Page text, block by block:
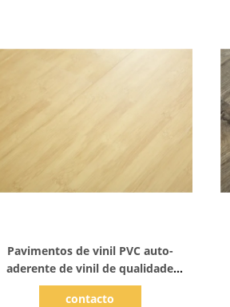
Pavimentos de vinil PVC auto-
aderente de vinil de qualidade
industrial
contacto